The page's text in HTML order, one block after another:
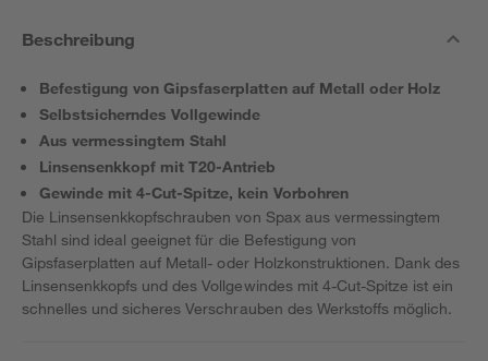
Beschreibung
Befestigung von Gipsfaserplatten auf Metall oder Holz
Selbstsicherndes Vollgewinde
Aus vermessingtem Stahl
Linsensenkkopf mit T20-Antrieb
Gewinde mit 4-Cut-Spitze, kein Vorbohren
Die Linsensenkkopfschrauben von Spax aus vermessingtem
Stahl sind ideal geeignet für die Befestigung von
Gipsfaserplatten auf Metall- oder Holzkonstruktionen. Dank des
Linsensenkkopfs und des Vollgewindes mit 4-Cut-Spitze ist ein
schnelles und sicheres Verschrauben des Werkstoffs möglich.